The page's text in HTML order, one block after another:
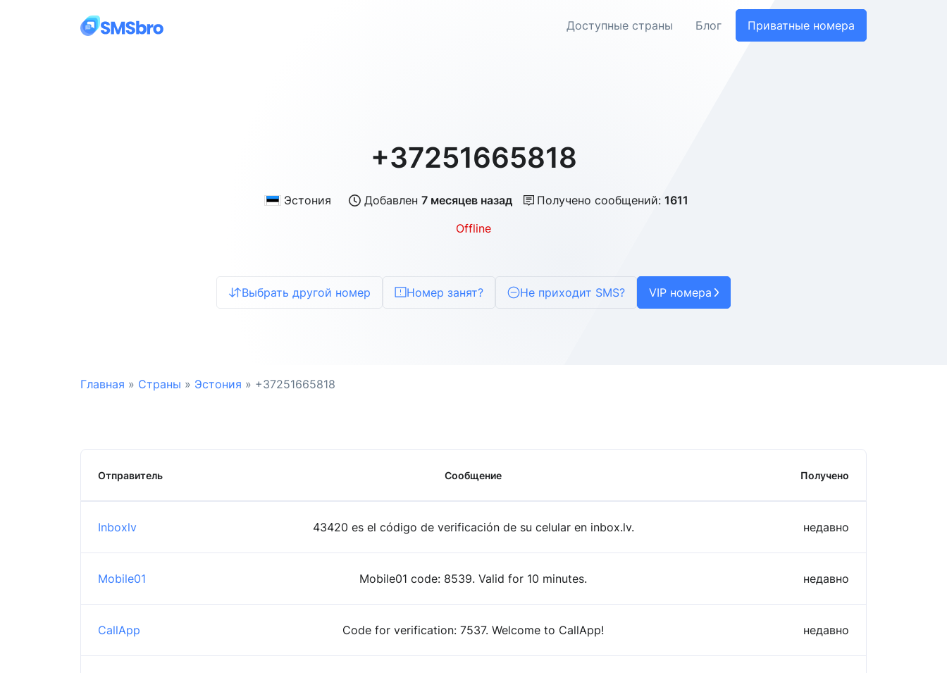
Доступные страны Блог Приватные номера
+37251665818
Эстония Добавлен 7 месяцев назад Получено сообщений: 1611
Offline
Выбрать другой номер Номер занят? Не приходит SMS? VIP номера
Главная » Страны » Эстония » +37251665818
Отправитель Сообщение Получено
Inboxlv 43420 es el código de verificación de su celular en inbox.lv. недавно
Mobile01 Mobile01 code: 8539. Valid for 10 minutes. недавно
CallApp Code for verification: 7537. Welcome to CallApp! недавно